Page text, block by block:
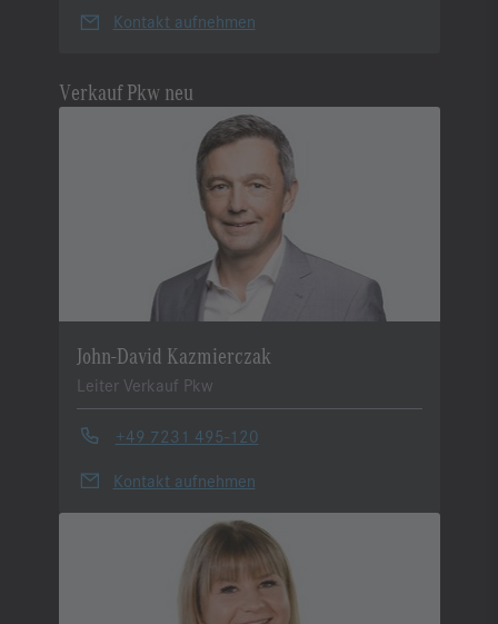
Kontakt aufnehmen
Verkauf Pkw neu
John-David Kazmierczak
Leiter Verkauf Pkw
+49 7231 495-120
Kontakt aufnehmen